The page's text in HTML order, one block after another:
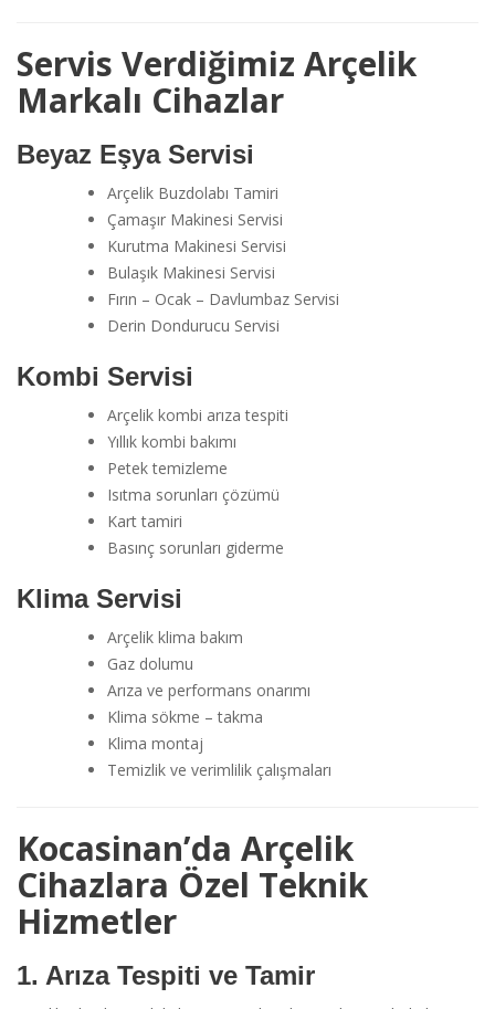
Servis Verdiğimiz Arçelik
Markalı Cihazlar
Beyaz Eşya Servisi
Arçelik Buzdolabı Tamiri
Çamaşır Makinesi Servisi
Kurutma Makinesi Servisi
Bulaşık Makinesi Servisi
Fırın – Ocak – Davlumbaz Servisi
Derin Dondurucu Servisi
Kombi Servisi
Arçelik kombi arıza tespiti
Yıllık kombi bakımı
Petek temizleme
Isıtma sorunları çözümü
Kart tamiri
Basınç sorunları giderme
Klima Servisi
Arçelik klima bakım
Gaz dolumu
Arıza ve performans onarımı
Klima sökme – takma
Klima montaj
Temizlik ve verimlilik çalışmaları
Kocasinan’da Arçelik
Cihazlara Özel Teknik
Hizmetler
1. Arıza Tespiti ve Tamir